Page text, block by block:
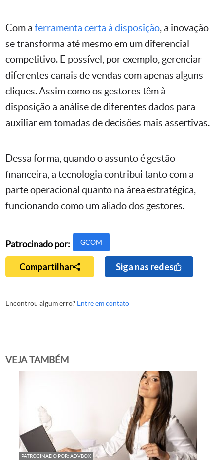
Com a ferramenta certa à disposição, a inovação
se transforma até mesmo em um diferencial
competitivo. E possível, por exemplo, gerenciar
diferentes canais de vendas com apenas alguns
cliques. Assim como os gestores têm à
disposição a análise de diferentes dados para
auxiliar em tomadas de decisões mais assertivas.
Dessa forma, quando o assunto é gestão
financeira, a tecnologia contribui tanto com a
parte operacional quanto na área estratégica,
funcionando como um aliado dos gestores.
Patrocinado por: GCOM
Compartilhar Siga nas redes
Encontrou algum erro? Entre em contato
VEJA TAMBÉM
PATROCINADO POR: ADVBOX